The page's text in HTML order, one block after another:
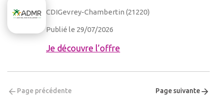
CDIGevrey-Chambertin (21220)
Publié le 29/07/2026
Je découvre l’offre
Page précédente Page suivante